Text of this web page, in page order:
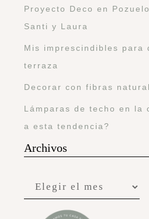
Proyecto Deco en
Santi y Laura
Mis imprescindibles para
terraza
Decorar con fibras
Lámparas de techo en la
a esta tendencia?
Archivos